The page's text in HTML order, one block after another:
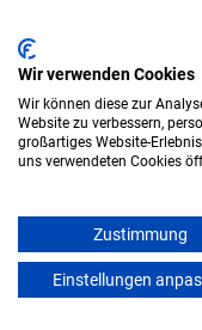
In Kooperation mit
(Internationale
bundesweit
Freie Plätze: 1
Wir verwenden Cookies
Wir können diese zur
Website zu verbessern,
großartiges Website-
uns verwendeten Cookies
Zustimmung
Einstellungen